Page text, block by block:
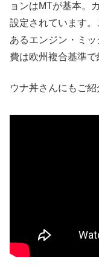
ョンはMTが基本。
設定されています
あるエンジン・ミ
費は欧州複合基準で
ウナ丼さんにもご紹